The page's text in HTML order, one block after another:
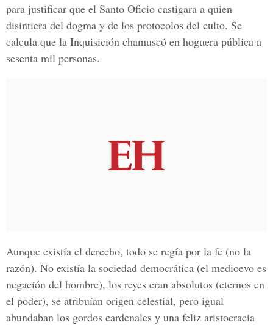
para justificar que el Santo Oficio castigara a quien
disintiera del dogma y de los protocolos del culto. Se
calcula que la Inquisición chamuscó en hoguera pública a
sesenta mil personas.
Aunque existía el derecho, todo se regía por la fe (no la
razón). No existía la sociedad democrática (el medioevo es
negación del hombre), los reyes eran absolutos (eternos en
el poder), se atribuían origen celestial, pero igual
abundaban los gordos cardenales y una feliz aristocracia